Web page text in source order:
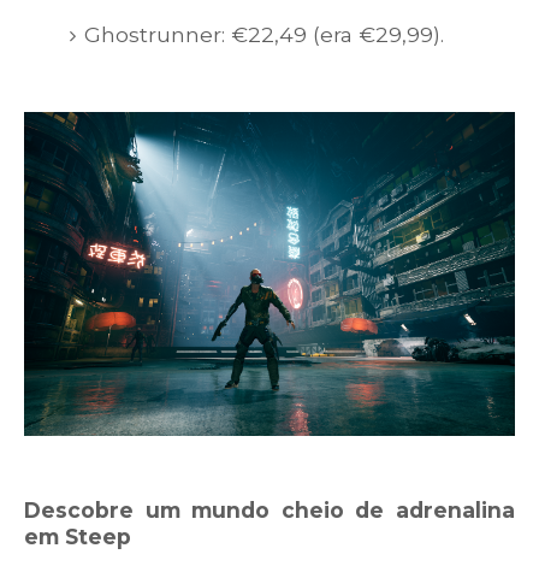
Ghostrunner: €22,49 (era €29,99).
Descobre um mundo cheio de adrenalina
em Steep